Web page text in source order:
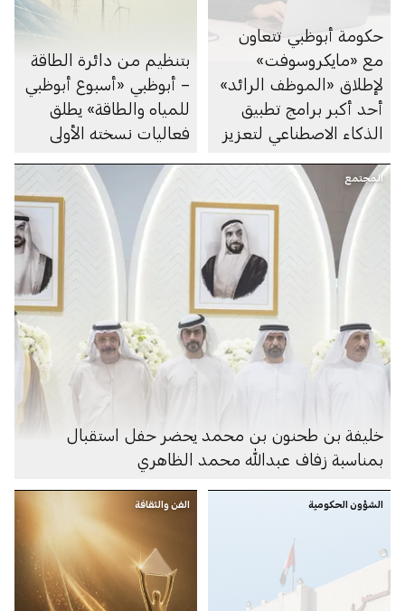
حكومة أبوظبي تتعاون
مع «مايكروسوفت»
لإطلاق «الموظف الرائد»
أحد أكبر برامج تطبيق
الذكاء الاصطناعي لتعزيز
بتنظيم من دائرة الطاقة
– أبوظبي «أسبوع أبوظبي
للمياه والطاقة» يطلق
فعاليات نسخته الأولى
المجتمع
خليفة بن طحنون بن محمد يحضر حفل استقبال
بمناسبة زفاف عبدالله محمد الظاهري
الشؤون الحكومية الفن والثقافة